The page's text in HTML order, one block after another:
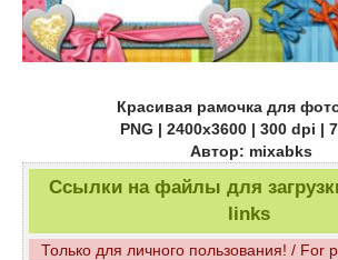
Красивая рамочка для
PNG | 2400x3600 | 300 dpi |
Автор: mixabks
Ссылки на файлы для
links
Только для личного пользования! / For